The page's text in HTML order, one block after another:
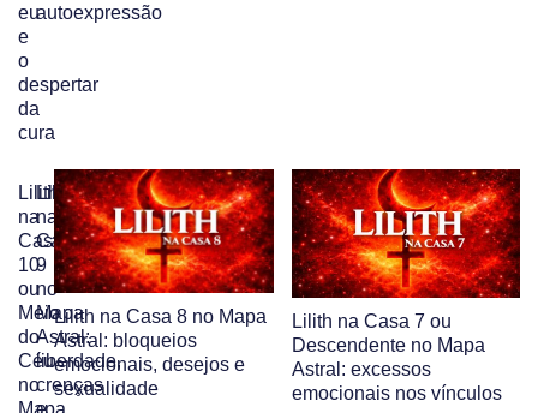
eu
e
o
despertar
da
cura
autoexpressão
Lilith
na
Casa
10
ou
Meio
do
Céu
no
Mapa
Lilith
na
Casa
9
no
Mapa
Astral:
liberdade,
crenças
e
Lilith na Casa 8 no Mapa
Astral: bloqueios
emocionais, desejos e
sexualidade
Lilith na Casa 7 ou
Descendente no Mapa
Astral: excessos
emocionais nos vínculos